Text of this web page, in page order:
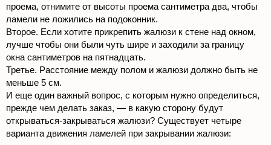
проема, отнимите от высоты проема сантиметра два, чтобы
ламели не ложились на подоконник.
Второе. Если хотите прикрепить жалюзи к стене над окном,
лучше чтобы они были чуть шире и заходили за границу
окна сантиметров на пятнадцать.
Третье. Расстояние между полом и жалюзи должно быть не
меньше 5 см.
И еще один важный вопрос, с которым нужно определиться,
прежде чем делать заказ, — в какую сторону будут
открываться-закрываться жалюзи? Существует четыре
варианта движения ламелей при закрывании жалюзи: